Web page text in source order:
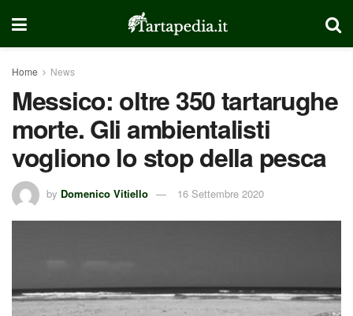
Home News
Messico: oltre 350 tartarughe
morte. Gli ambientalisti
vogliono lo stop della pesca
by Domenico Vitiello 16 Settembre 2020